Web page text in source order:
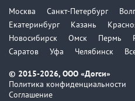
© 2015-2026, ООО «Догси»
Политика конфиденциальности
Соглашение
Москва Санкт-Петербург
Екатеринбург
Казань
Новосибирск
Омск Пермь
Саратов
Уфа Челябинск